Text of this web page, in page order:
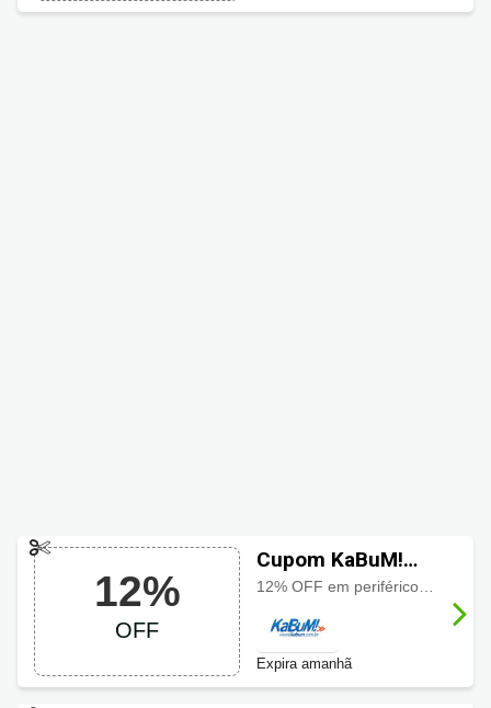
12%
OFF
Cupom KaBuM!
com 12% OFF
Expira amanhã